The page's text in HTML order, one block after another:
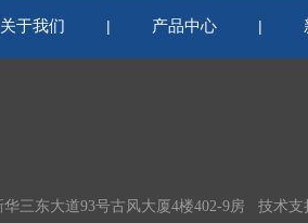
关于我们 | 产品中心 |
三东大道93号古风大厦4楼402-9房 技术支